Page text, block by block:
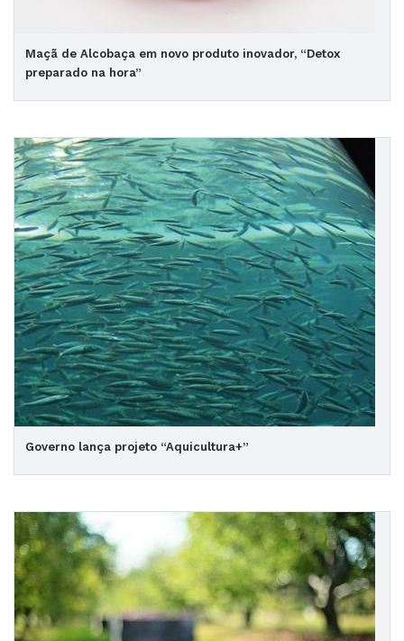
Maçã de Alcobaça em novo produto inovador, “Detox
preparado na hora”
Governo lança projeto “Aquicultura+”